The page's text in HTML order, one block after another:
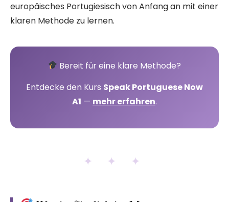
europäisches Portugiesisch von Anfang an mit einer
klaren Methode zu lernen.
Bereit für eine klare Methode?
Entdecke den Kurs Speak Portuguese Now
A1 — mehr erfahren.
✦ ✦ ✦